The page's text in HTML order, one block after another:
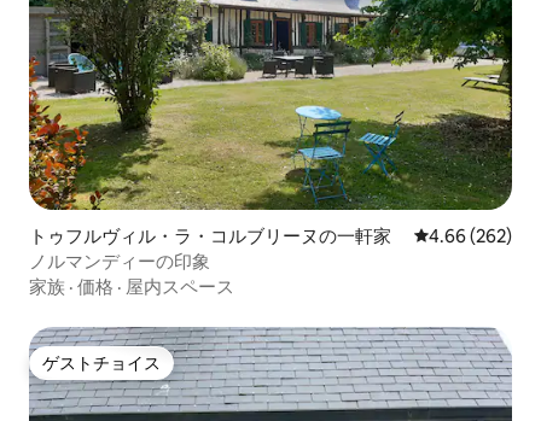
トゥフルヴィル・ラ・コルブリーヌの一軒家 レビュー262
4.66 (262)
ノルマンディーの印象
家族 · 価格 · 屋内スペース
ゲストチョイス
ゲストチョイス